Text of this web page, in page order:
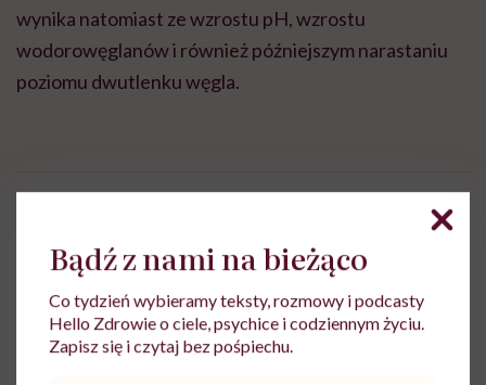
wynika natomiast ze wzrostu pH, wzrostu
wodorowęglanów i również późniejszym narastaniu
poziomu dwutlenku węgla.
Specjalizuje się w zakresie chorób
wewnętrznych, pracuje na Oddziale
Internistycznym w Szpitalu w Knurowie.
Zobacz profil
Bądź z nami na bieżąco
Co tydzień wybieramy teksty, rozmowy i podcasty
Hello Zdrowie o ciele, psychice i codziennym życiu.
Zapisz się i czytaj bez pośpiechu.